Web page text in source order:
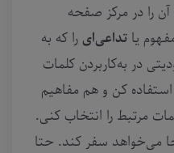
را در مرکز صفحه
یا تداعی‌ای را که به
در به‌کاربردن کلمات
کن و هم مفاهیم
مرتبط را انتخاب کنی.
می‌خواهد سفر کند. حتا